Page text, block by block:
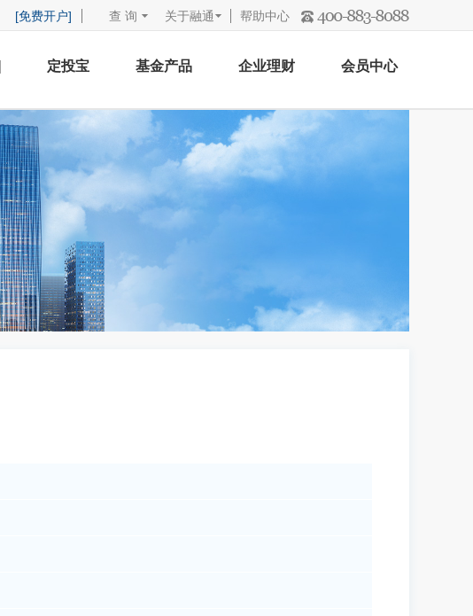
[免费开户] 查 询 关于融通 帮助中心
定投宝 基金产品 企业理财 会员中心